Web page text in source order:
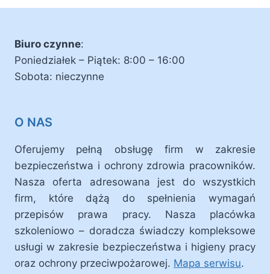
Biuro czynne:
Poniedziałek – Piątek: 8:00 – 16:00
Sobota: nieczynne
O NAS
Oferujemy pełną obsługę firm w zakresie
bezpieczeństwa i ochrony zdrowia pracowników.
Nasza oferta adresowana jest do wszystkich
firm, które dążą do spełnienia wymagań
przepisów prawa pracy. Nasza placówka
szkoleniowo – doradcza świadczy kompleksowe
usługi w zakresie bezpieczeństwa i higieny pracy
oraz ochrony przeciwpożarowej. Mapa serwisu.